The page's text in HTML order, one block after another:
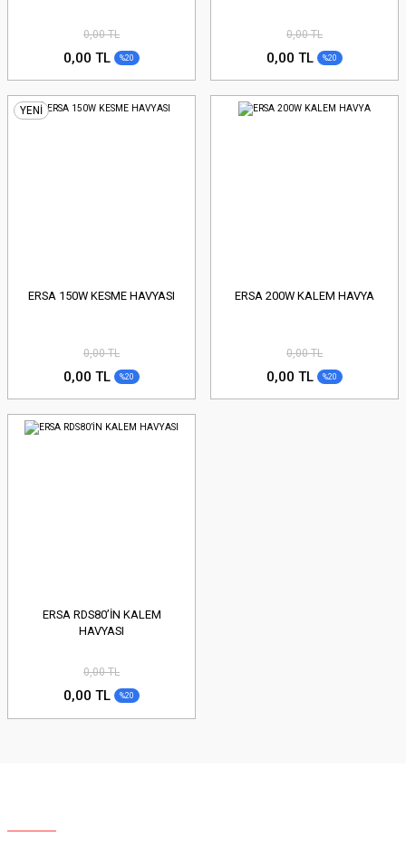
0,00 TL
0,00 TL %20
0,00 TL
0,00 TL %20
YENİ
ERSA 150W KESME HAVYASI
0,00 TL
0,00 TL %20
ERSA 200W KALEM HAVYA
0,00 TL
0,00 TL %20
ERSA RDS80’İN KALEM
HAVYASI
0,00 TL
0,00 TL %20